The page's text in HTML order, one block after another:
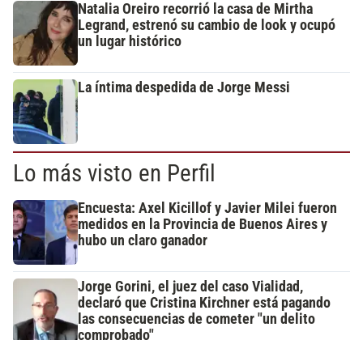
Natalia Oreiro recorrió la casa de Mirtha
Legrand, estrenó su cambio de look y ocupó
un lugar histórico
La íntima despedida de Jorge Messi
Lo más visto en Perfil
Encuesta: Axel Kicillof y Javier Milei fueron
medidos en la Provincia de Buenos Aires y
hubo un claro ganador
Jorge Gorini, el juez del caso Vialidad,
declaró que Cristina Kirchner está pagando
las consecuencias de cometer "un delito
comprobado"